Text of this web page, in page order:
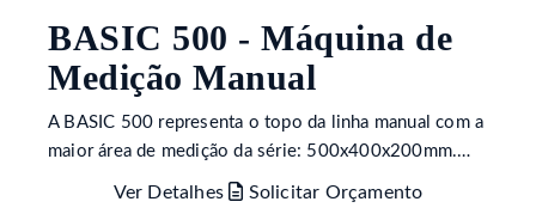
BASIC 500 - Máquina de
Medição Manual
A BASIC 500 representa o topo da linha manual com a
maior área de medição da série: 500x400x200mm.…
Ver Detalhes Solicitar Orçamento